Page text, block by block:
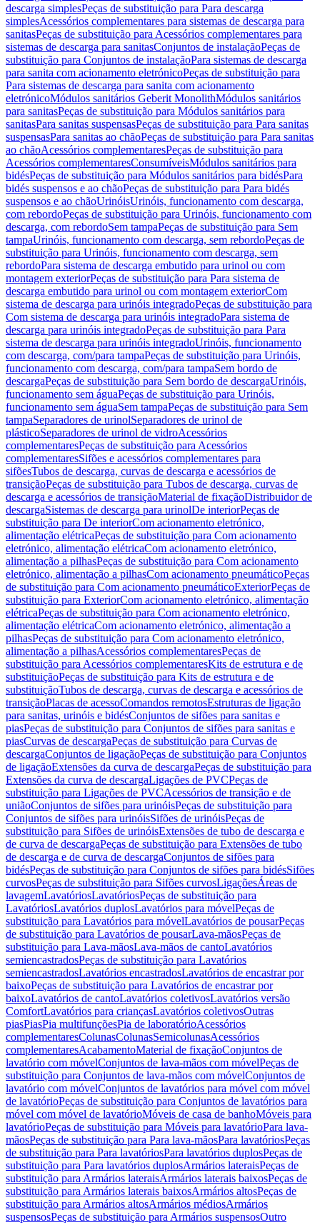
descarga simplesPeças de substituição para Para descarga
simplesAcessórios complementares para sistemas de descarga para
sanitasPeças de substituição para Acessórios complementares para
sistemas de descarga para sanitasConjuntos de instalaçãoPeças de
substituição para Conjuntos de instalaçãoPara sistemas de descarga
para sanita com acionamento eletrónicoPeças de substituição para
Para sistemas de descarga para sanita com acionamento
eletrónicoMódulos sanitários Geberit MonolithMódulos sanitários
para sanitasPeças de substituição para Módulos sanitários para
sanitasPara sanitas suspensasPeças de substituição para Para sanitas
suspensasPara sanitas ao chãoPeças de substituição para Para sanitas
ao chãoAcessórios complementaresPeças de substituição para
Acessórios complementaresConsumíveisMódulos sanitários para
bidésPeças de substituição para Módulos sanitários para bidésPara
bidés suspensos e ao chãoPeças de substituição para Para bidés
suspensos e ao chãoUrinóisUrinóis, funcionamento com descarga,
com rebordoPeças de substituição para Urinóis, funcionamento com
descarga, com rebordoSem tampaPeças de substituição para Sem
tampaUrinóis, funcionamento com descarga, sem rebordoPeças de
substituição para Urinóis, funcionamento com descarga, sem
rebordoPara sistema de descarga embutido para urinol ou com
montagem exteriorPeças de substituição para Para sistema de
descarga embutido para urinol ou com montagem exteriorCom
sistema de descarga para urinóis integradoPeças de substituição para
Com sistema de descarga para urinóis integradoPara sistema de
descarga para urinóis integradoPeças de substituição para Para
sistema de descarga para urinóis integradoUrinóis, funcionamento
com descarga, com/para tampaPeças de substituição para Urinóis,
funcionamento com descarga, com/para tampaSem bordo de
descargaPeças de substituição para Sem bordo de descargaUrinóis,
funcionamento sem águaPeças de substituição para Urinóis,
funcionamento sem águaSem tampaPeças de substituição para Sem
tampaSeparadores de urinolSeparadores de urinol de
plásticoSeparadores de urinol de vidroAcessórios
complementaresPeças de substituição para Acessórios
complementaresSifões e acessórios complementares para
sifõesTubos de descarga, curvas de descarga e acessórios de
transiçãoPeças de substituição para Tubos de descarga, curvas de
descarga e acessórios de transiçãoMaterial de fixaçãoDistribuidor de
descargaSistemas de descarga para urinolDe interiorPeças de
substituição para De interiorCom acionamento eletrónico,
alimentação elétricaPeças de substituição para Com acionamento
eletrónico, alimentação elétricaCom acionamento eletrónico,
alimentação a pilhasPeças de substituição para Com acionamento
eletrónico, alimentação a pilhasCom acionamento pneumáticoPeças
de substituição para Com acionamento pneumáticoExteriorPeças de
substituição para ExteriorCom acionamento eletrónico, alimentação
elétricaPeças de substituição para Com acionamento eletrónico,
alimentação elétricaCom acionamento eletrónico, alimentação a
pilhasPeças de substituição para Com acionamento eletrónico,
alimentação a pilhasAcessórios complementaresPeças de
substituição para Acessórios complementaresKits de estrutura e de
substituiçãoPeças de substituição para Kits de estrutura e de
substituiçãoTubos de descarga, curvas de descarga e acessórios de
transiçãoPlacas de acessoComandos remotosEstruturas de ligação
para sanitas, urinóis e bidésConjuntos de sifões para sanitas e
piasPeças de substituição para Conjuntos de sifões para sanitas e
piasCurvas de descargaPeças de substituição para Curvas de
descargaConjuntos de ligaçãoPeças de substituição para Conjuntos
de ligaçãoExtensões da curva de descargaPeças de substituição para
Extensões da curva de descargaLigações de PVCPeças de
substituição para Ligações de PVCAcessórios de transição e de
uniãoConjuntos de sifões para urinóisPeças de substituição para
Conjuntos de sifões para urinóisSifões de urinóisPeças de
substituição para Sifões de urinóisExtensões de tubo de descarga e
de curva de descargaPeças de substituição para Extensões de tubo
de descarga e de curva de descargaConjuntos de sifões para
bidésPeças de substituição para Conjuntos de sifões para bidésSifões
curvosPeças de substituição para Sifões curvosLigaçõesÁreas de
lavagemLavatóriosLavatóriosPeças de substituição para
LavatóriosLavatórios duplosLavatórios para móvelPeças de
substituição para Lavatórios para móvelLavatórios de pousarPeças
de substituição para Lavatórios de pousarLava-mãosPeças de
substituição para Lava-mãosLava-mãos de cantoLavatórios
semiencastradosPeças de substituição para Lavatórios
semiencastradosLavatórios encastradosLavatórios de encastrar por
baixoPeças de substituição para Lavatórios de encastrar por
baixoLavatórios de cantoLavatórios coletivosLavatórios versão
ComfortLavatórios para criançasLavatórios coletivosOutras
piasPiasPia multifunçõesPia de laboratórioAcessórios
complementaresColunasColunasSemicolunasAcessórios
complementaresAcabamentoMaterial de fixaçãoConjuntos de
lavatório com móvelConjuntos de lava-mãos com móvelPeças de
substituição para Conjuntos de lava-mãos com móvelConjuntos de
lavatório com móvelConjuntos de lavatórios para móvel com móvel
de lavatórioPeças de substituição para Conjuntos de lavatórios para
móvel com móvel de lavatórioMóveis de casa de banhoMóveis para
lavatórioPeças de substituição para Móveis para lavatórioPara lava-
mãosPeças de substituição para Para lava-mãosPara lavatóriosPeças
de substituição para Para lavatóriosPara lavatórios duplosPeças de
substituição para Para lavatórios duplosArmários lateraisPeças de
substituição para Armários lateraisArmários laterais baixosPeças de
substituição para Armários laterais baixosArmários altosPeças de
substituição para Armários altosArmários médiosArmários
suspensosPeças de substituição para Armários suspensosOutro